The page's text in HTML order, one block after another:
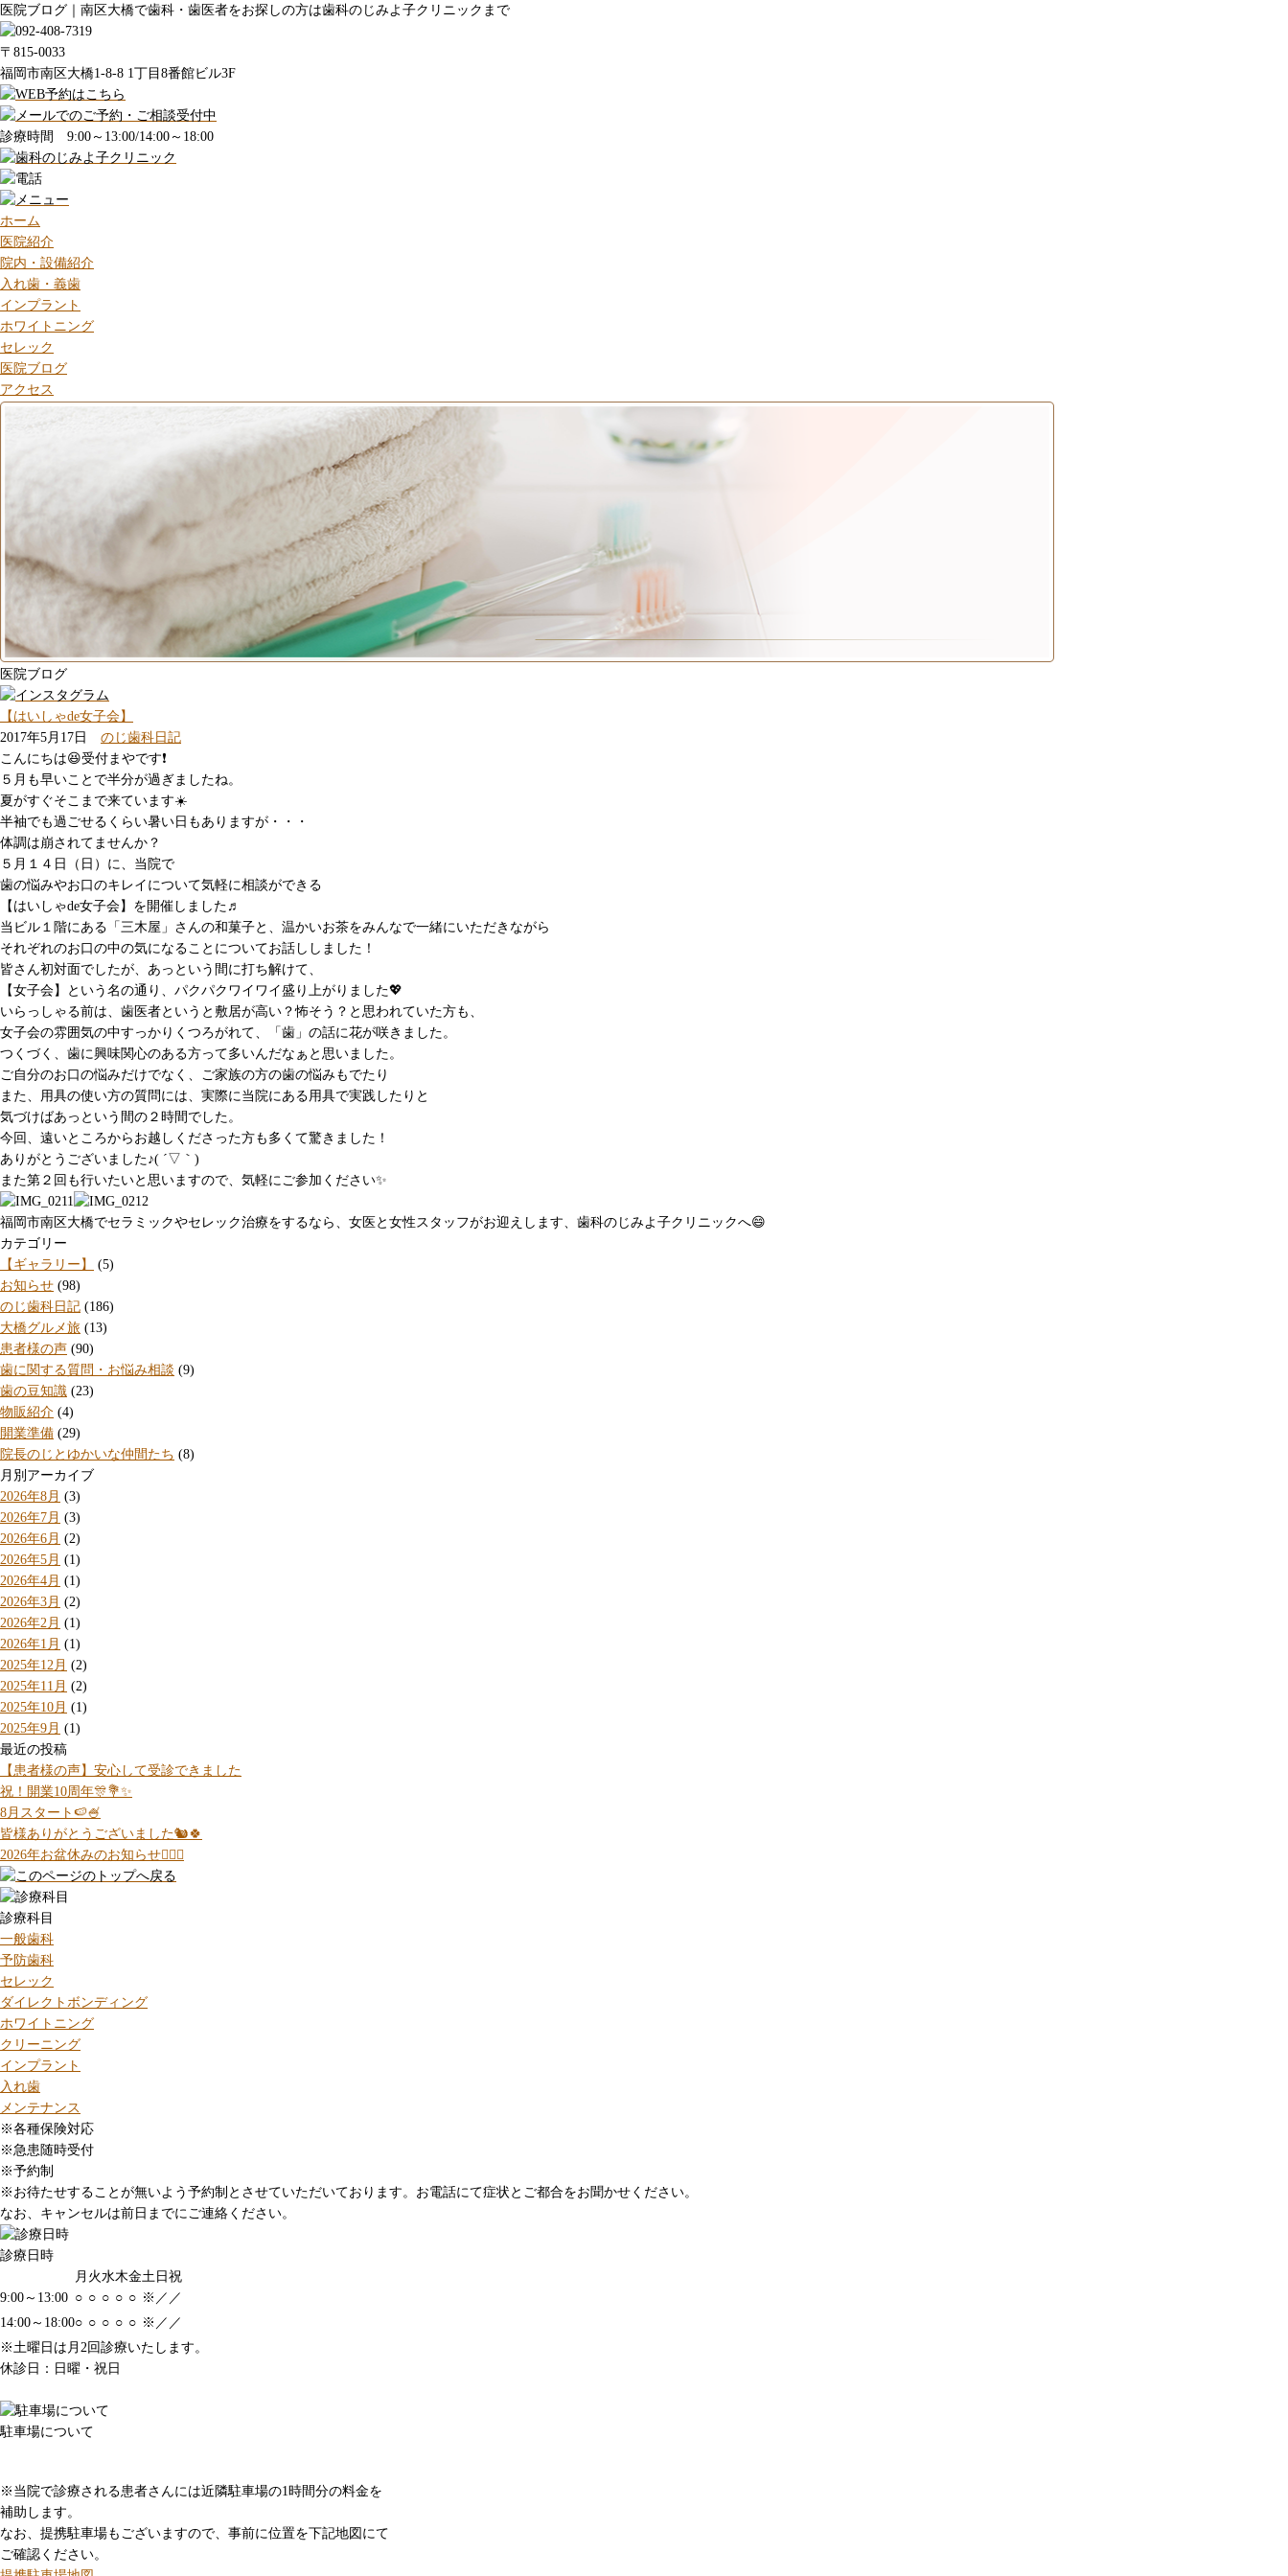
医院ブログ｜南区大橋で歯科・歯医者をお探しの方は歯科のじみよ子クリニックまで
〒815-0033
福岡市南区大橋1-8-8 1丁目8番館ビル3F
診療時間 9:00～13:00/14:00～18:00
ホーム
医院紹介
院内・設備紹介
入れ歯・義歯
インプラント
ホワイトニング
セレック
医院ブログ
アクセス
医院ブログ
【はいしゃde女子会】
2017年5月17日 のじ歯科日記
こんにちは😆受付まやです❗️
５月も早いことで半分が過ぎましたね。
夏がすぐそこまで来ています☀️
半袖でも過ごせるくらい暑い日もありますが・・・
体調は崩されてませんか？
５月１４日（日）に、当院で
歯の悩みやお口のキレイについて気軽に相談ができる
【はいしゃde女子会】を開催しました♬
当ビル１階にある「三木屋」さんの和菓子と、温かいお茶をみんなで一緒にいただきながら
それぞれのお口の中の気になることについてお話ししました！
皆さん初対面でしたが、あっという間に打ち解けて、
【女子会】という名の通り、パクパクワイワイ盛り上がりました💖
いらっしゃる前は、歯医者というと敷居が高い？怖そう？と思われていた方も、
女子会の雰囲気の中すっかりくつろがれて、「歯」の話に花が咲きました。
つくづく、歯に興味関心のある方って多いんだなぁと思いました。
ご自分のお口の悩みだけでなく、ご家族の方の歯の悩みもでたり
また、用具の使い方の質問には、実際に当院にある用具で実践したりと
気づけばあっという間の２時間でした。
今回、遠いところからお越しくださった方も多くて驚きました！
ありがとうございました♪( ´▽｀)
また第２回も行いたいと思いますので、気軽にご参加ください✨
福岡市南区大橋でセラミックやセレック治療をするなら、女医と女性スタッフがお迎えします、歯科のじみよ子クリニックへ😄
カテゴリー
【ギャラリー】
(5)
お知らせ (98)
のじ歯科日記 (186)
大橋グルメ旅 (13)
患者様の声 (90)
歯に関する質問・お悩み相談 (9)
歯の豆知識 (23)
物販紹介 (4)
開業準備 (29)
院長のじとゆかいな仲間たち (8)
月別アーカイブ
2026年8月 (3)
2026年7月 (3)
2026年6月 (2)
2026年5月 (1)
2026年4月 (1)
2026年3月 (2)
2026年2月 (1)
2026年1月 (1)
2025年12月 (2)
2025年11月 (2)
2025年10月 (1)
2025年9月 (1)
最近の投稿
【患者様の声】安心して受診できました
祝！開業10周年🎊💐✨
8月スタート🍉🍧
皆様ありがとうございました🐿️🍀
2026年お盆休みのお知らせ💁🏻‍♀️
診療科目
一般歯科
予防歯科
セレック
ダイレクトボンディング
ホワイトニング
クリーニング
インプラント
入れ歯
メンテナンス
※各種保険対応
※急患随時受付
※予約制
※お待たせすることが無いよう予約制とさせていただいております。お電話にて症状とご都合をお聞かせください。
なお、キャンセルは前日までにご連絡ください。
診療日時
月 火水木金土 日 祝
9:00～13:00 ○ ○ ○ ○ ○ ※ ／ ／
14:00～18:00○ ○ ○ ○ ○ ※ ／ ／
※土曜日は月2回診療いたします。
休診日：日曜・祝日
駐車場について
※当院で診療される患者さんには近隣駐車場の1時間分の料金を
補助します。
なお、提携駐車場もございますので、事前に位置を下記地図にて
ご確認ください。